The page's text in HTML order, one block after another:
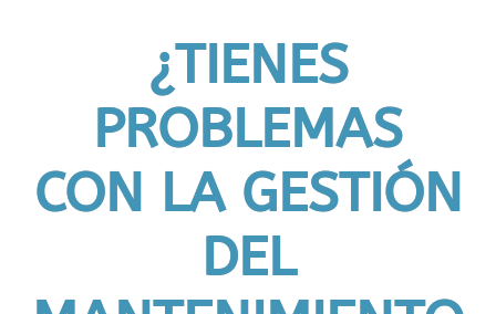
¿TIENES
PROBLEMAS
CON LA GESTIÓN
DEL